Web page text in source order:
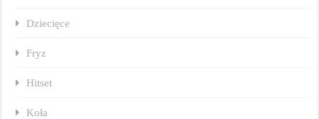
Dziecięce
Fryz
Hitset
Koła